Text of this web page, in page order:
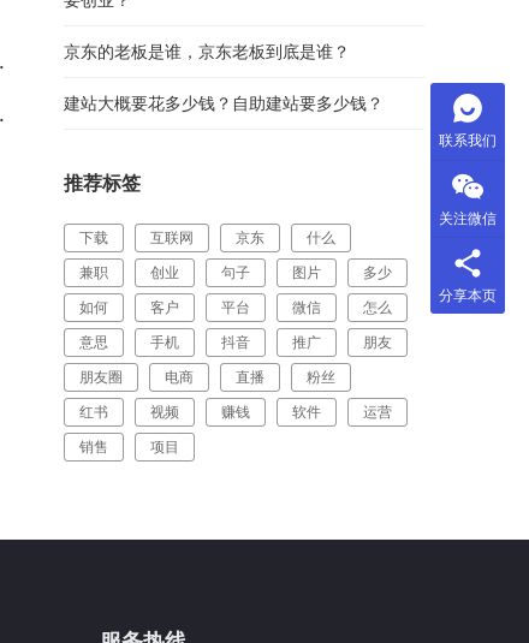
京东的老板是谁，京东老板到底是谁？
建站大概要花多少钱？自助建站要多少钱？
推荐标签
下载 互联网 京东
什么
兼职
创业 句子 图片
多少
如何
客户 平台 微信
怎么
意思
手机 抖音 推广
朋友
朋友圈
电商 直播
粉丝
红书
视频 赚钱 软件
运营
销售
项目
联系我们
关注微信
分享本页